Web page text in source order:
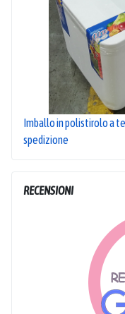
Imballo in polistirolo a
spedizione
RECENSIONI